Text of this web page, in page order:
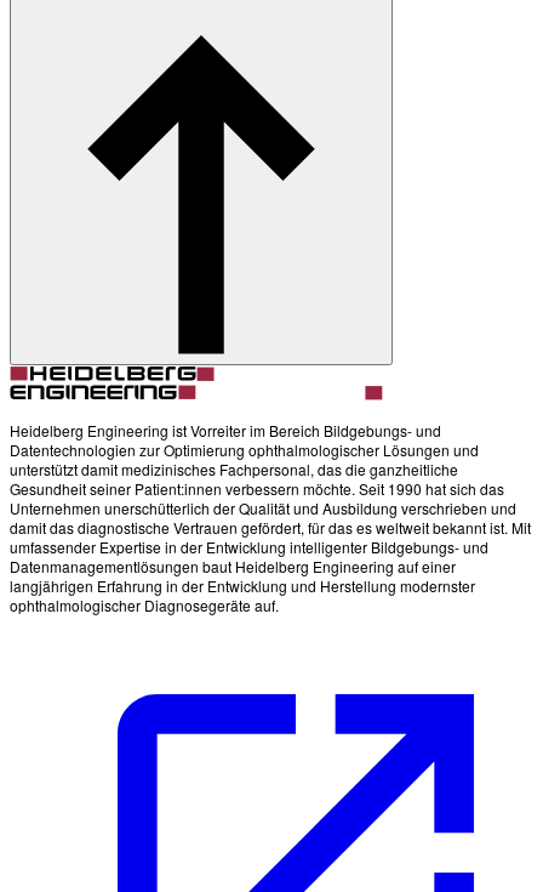
Heidelberg Engineering ist Vorreiter im Bereich Bildgebungs- und
Datentechnologien zur Optimierung ophthalmologischer Lösungen und
unterstützt damit medizinisches Fachpersonal, das die ganzheitliche
Gesundheit seiner Patient:innen verbessern möchte. Seit 1990 hat sich das
Unternehmen unerschütterlich der Qualität und Ausbildung verschrieben und
damit das diagnostische Vertrauen gefördert, für das es weltweit bekannt ist. Mit
umfassender Expertise in der Entwicklung intelligenter Bildgebungs- und
Datenmanagementlösungen baut Heidelberg Engineering auf einer
langjährigen Erfahrung in der Entwicklung und Herstellung modernster
ophthalmologischer Diagnosegeräte auf.